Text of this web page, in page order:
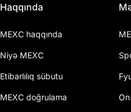
Haqqında
MEXC haqqında
Niyə MEXC
Etibarlılıq sübutu
MEXC doğrulama